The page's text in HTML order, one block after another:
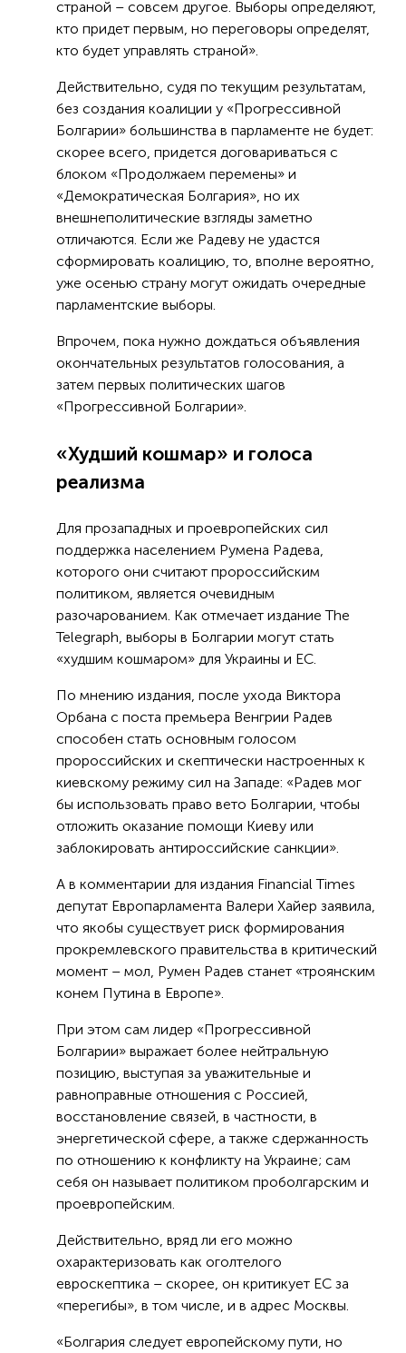
страной – совсем другое. Выборы определяют,
кто придет первым, но переговоры определят,
кто будет управлять страной».
Действительно, судя по текущим результатам,
без создания коалиции у «Прогрессивной
Болгарии» большинства в парламенте не будет:
скорее всего, придется договариваться с
блоком «Продолжаем перемены» и
«Демократическая Болгария», но их
внешнеполитические взгляды заметно
отличаются. Если же Радеву не удастся
сформировать коалицию, то, вполне вероятно,
уже осенью страну могут ожидать очередные
парламентские выборы.
Впрочем, пока нужно дождаться объявления
окончательных результатов голосования, а
затем первых политических шагов
«Прогрессивной Болгарии».
«Худший кошмар» и голоса
реализма
Для прозападных и проевропейских сил
поддержка населением Румена Радева,
которого они считают пророссийским
политиком, является очевидным
разочарованием. Как отмечает издание The
Telegraph, выборы в Болгарии могут стать
«худшим кошмаром» для Украины и ЕС.
По мнению издания, после ухода Виктора
Орбана с поста премьера Венгрии Радев
способен стать основным голосом
пророссийских и скептически настроенных к
киевскому режиму сил на Западе: «Радев мог
бы использовать право вето Болгарии, чтобы
отложить оказание помощи Киеву или
заблокировать антироссийские санкции».
А в комментарии для издания Financial Times
депутат Европарламента Валери Хайер заявила,
что якобы существует риск формирования
прокремлевского правительства в критический
момент – мол, Румен Радев станет «троянским
конем Путина в Европе».
При этом сам лидер «Прогрессивной
Болгарии» выражает более нейтральную
позицию, выступая за уважительные и
равноправные отношения с Россией,
восстановление связей, в частности, в
энергетической сфере, а также сдержанность
по отношению к конфликту на Украине; сам
себя он называет политиком проболгарским и
проевропейским.
Действительно, вряд ли его можно
охарактеризовать как оголтелого
евроскептика – скорее, он критикует ЕС за
«перегибы», в том числе, и в адрес Москвы.
«Болгария следует европейскому пути, но